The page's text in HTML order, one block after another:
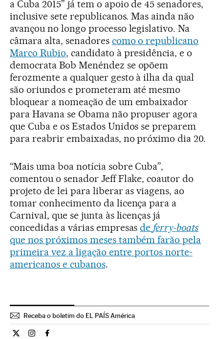
a Cuba 2015” já tem o apoio de 45 senadores,
inclusive sete republicanos. Mas ainda não
avançou no longo processo legislativo. Na
câmara alta, senadores como o republicano
Marco Rubio, candidato à presidência, e o
democrata Bob Menéndez se opõem
ferozmente a qualquer gesto à ilha da qual
são oriundos e prometeram até mesmo
bloquear a nomeação de um embaixador
para Havana se Obama não propuser agora
que Cuba e os Estados Unidos se preparem
para reabrir embaixadas, no próximo dia 20.
“Mais uma boa notícia sobre Cuba”,
comentou o senador Jeff Flake, coautor do
projeto de lei para liberar as viagens, ao
tomar conhecimento da licença para a
Carnival, que se junta às licenças já
concedidas a várias empresasde ferry-boats
que nos próximos meses também farão pela
primeira vez a ligação entre portos norte-
americanos e cubanos.
Receba o boletim do EL PAÍS América